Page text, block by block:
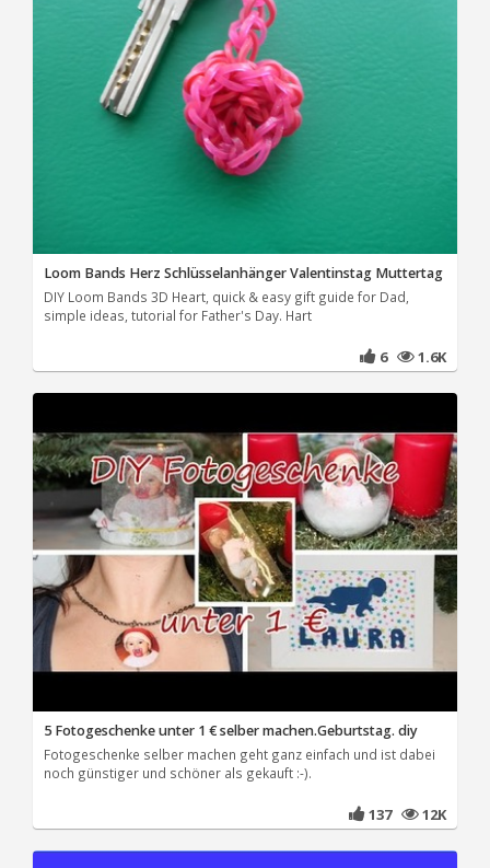
Loom Bands Herz Schlüsselanhänger Valentinstag Muttertag
DIY Loom Bands 3D Heart, quick & easy gift guide for Dad,
simple ideas, tutorial for Father's Day. Hart
6 1.6K
5 Fotogeschenke unter 1 € selber machen.Geburtstag. diy
Fotogeschenke selber machen geht ganz einfach und ist dabei
noch günstiger und schöner als gekauft :-).
137 12K